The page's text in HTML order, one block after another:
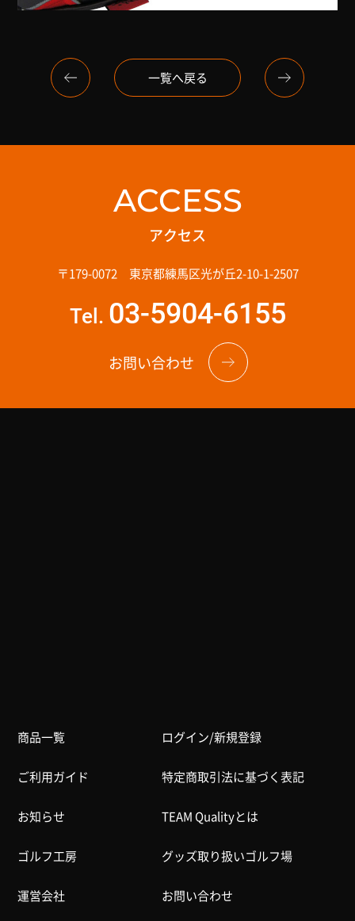
一覧へ戻る
ACCESS
アクセス
〒179-0072 東京都練馬区光が丘2-10-1-2507
Tel. 03-5904-6155
お問い合わせ
商品一覧 ログイン/新規登録
ご利用ガイド 特定商取引法に基づく表記
お知らせ TEAM Qualityとは
ゴルフ工房 グッズ取り扱いゴルフ場
運営会社 お問い合わせ